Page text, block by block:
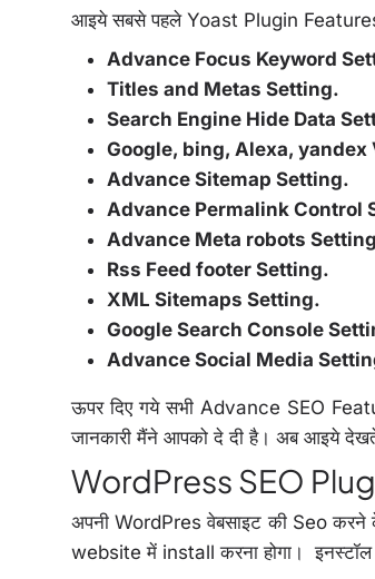
आइये सबसे पहले Yoast Plugin Features
Advance Focus Keyword
Titles and Metas Setting.
Search Engine Hide Data
Google, bing, Alexa,
Advance Sitemap Setting.
Advance Permalink Control
Advance Meta robots
Rss Feed footer Setting.
XML Sitemaps Setting.
Google Search Console
Advance Social Media
ऊपर दिए गये सभी Advance SEO
जानकारी मैंने आपको दे दी है। अब आइये
WordPress SEO
अपनी WordPres वेबसाइट की Seo
website में install करना होगा।